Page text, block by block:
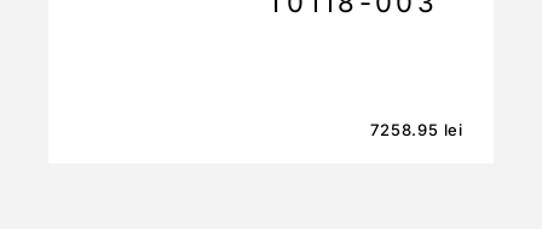
7258.95 lei